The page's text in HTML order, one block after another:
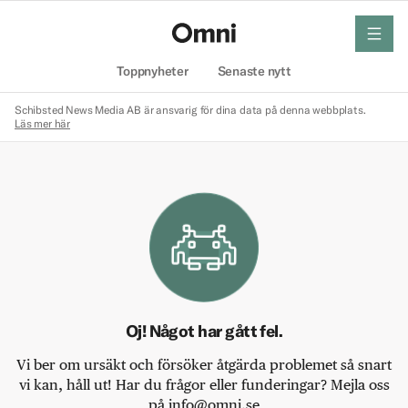
Toppnyheter Senaste nytt
meny
Schibsted News Media AB är ansvarig för dina data på denna webbplats.
Läs mer här
Oj! Något har gått fel.
Vi ber om ursäkt och försöker åtgärda problemet så snart
vi kan, håll ut! Har du frågor eller funderingar? Mejla oss